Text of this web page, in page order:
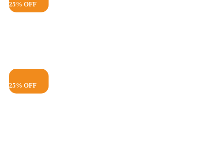
25% OFF
25% OFF